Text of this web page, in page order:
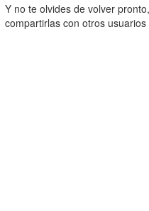
Y no te olvides de volver
compartirlas con otros